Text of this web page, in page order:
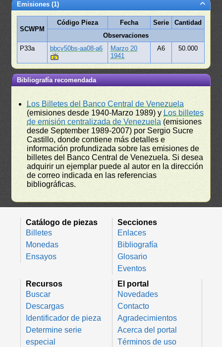
Emisiones (1)
SCWPM
Código Pieza Fecha Serie
Cantidad
Observaciones
P33a
bbcv50bs-aa08-a6
Marzo 20
1941
A6 50.000
Bibliografía recomendada
Los Billetes del Banco Central de Venezuela
(emisiones desde 1940-Marzo 1989) y Los billetes
de emisión centralizada de Venezuela (emisiones
desde September 1989-2007) por Sergio Sucre
Castillo, donde contiene más detalles e
información profundizada sobre las emisiones de
billetes del Banco Central de Venezuela. Si desea
adquirir un ejemplar puede al autor en la dirección
de correo indicada en las referencias
bibliográficas.
Catálogo de piezas
Billetes
Monedas
Ensayos
Secciones
Enlaces
Bibliografía
Glosario
Eventos
Recursos
Buscar
Descargas
Identificador de pieza
Determine serie
especial
El portal
Novedades
Contacto
Agradecimientos
Acerca del portal
Términos de uso